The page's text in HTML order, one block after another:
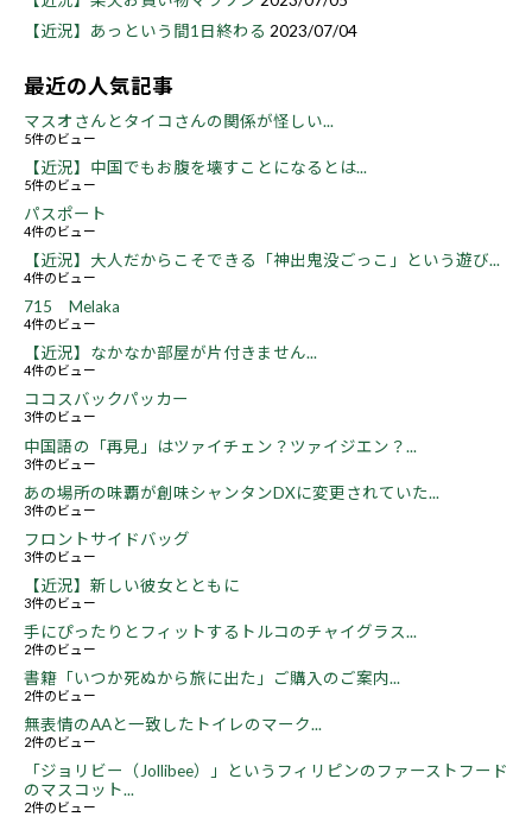
【近況】あっという間1日終わる 2023/07/04
最近の人気記事
マスオさんとタイコさんの関係が怪しい...
5件のビュー
【近況】中国でもお腹を壊すことになるとは...
5件のビュー
パスポート
4件のビュー
【近況】大人だからこそできる「神出鬼没ごっこ」という遊び...
4件のビュー
715 Melaka
4件のビュー
【近況】なかなか部屋が片付きません...
4件のビュー
ココスバックパッカー
3件のビュー
中国語の「再見」はツァイチェン？ツァイジエン？...
3件のビュー
あの場所の味覇が創味シャンタンDXに変更されていた...
3件のビュー
フロントサイドバッグ
3件のビュー
【近況】新しい彼女とともに
3件のビュー
手にぴったりとフィットするトルコのチャイグラス...
2件のビュー
書籍「いつか死ぬから旅に出た」ご購入のご案内...
2件のビュー
無表情のAAと一致したトイレのマーク...
2件のビュー
「ジョリビー（Jollibee）」というフィリピンのファーストフード
のマスコット...
2件のビュー